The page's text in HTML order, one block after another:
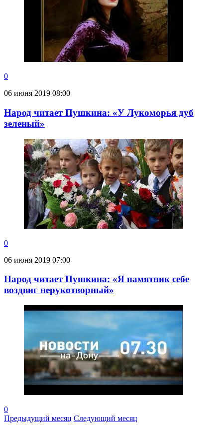
0
06 июня 2019 08:00
Народ читает Пушкина: «У Лукоморья дуб
зеленый»
0
06 июня 2019 07:00
Народ читает Пушкина: «Я памятник себе
воздвиг нерукотворный»
0
Предыдущий месяц Следующий месяц